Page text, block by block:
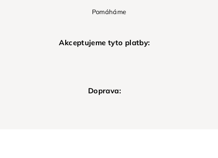
Pomáháme
Akceptujeme tyto platby:
Doprava: